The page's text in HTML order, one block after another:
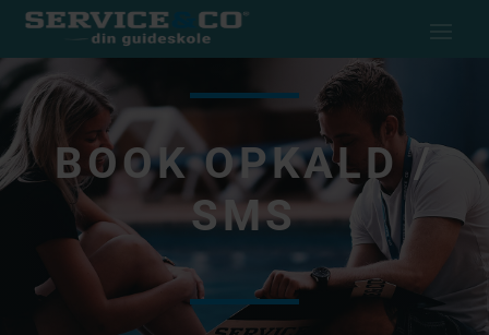
BOOK OPKALD /
SMS